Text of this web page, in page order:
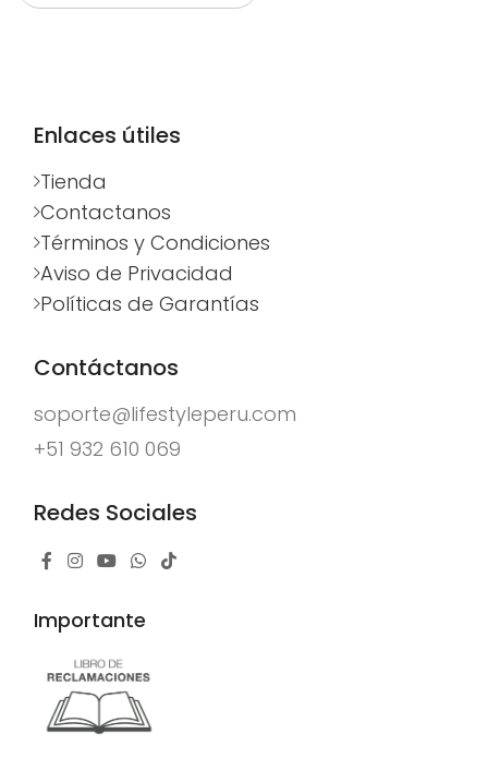
Enlaces útiles
Tienda
Contactanos
Términos y Condiciones
Aviso de Privacidad
Políticas de Garantías
Contáctanos
soporte@lifestyleperu.com
+51 932 610 069
Redes Sociales
Importante